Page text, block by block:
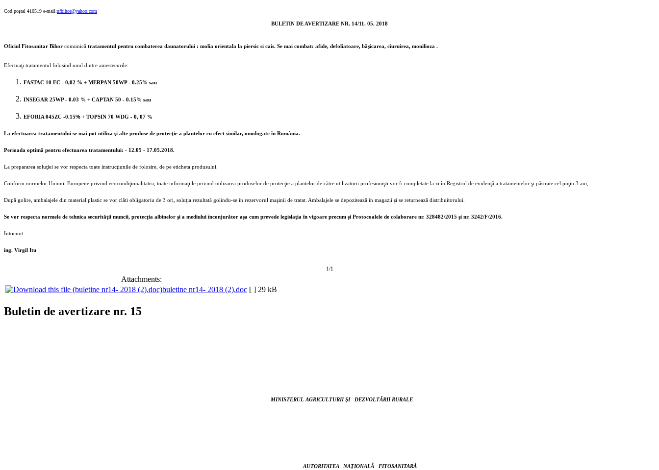
Cod poştal 410519 e-mail:ufbihor@yahoo.com
BULETIN DE AVERTIZARE NR. 14/11. 05. 2018
Oficiul Fitosanitar Bihor comunică tratamentul pentru combaterea daunatorului : molia orientala la piersic si cais. Se mai combat: afide, defoliatoare, băşicarea, ciuruirea, monilioza .
Efectuaţi tratamentul folosind unul dintre amestecurile:
FASTAC 10 EC - 0,02 % + MERPAN 50WP - 0.25% sau
INSEGAR 25WP - 0.03 % + CAPTAN 50 - 0.15% sau
EFORIA 045ZC -0.15% + TOPSIN 70 WDG - 0, 07 %
La efectuarea tratamentului se mai pot utiliza şi alte produse de protecţie a plantelor cu efect similar, omologate în România.
Perioada optimă pentru efectuarea tratamentului: - 12.05 - 17.05.2018.
La prepararea soluţiei se vor respecta toate instrucţiunile de folosire, de pe eticheta produsului.
Conform normelor Uniunii Europene privind ecocondiţionalitatea, toate informaţiile privind utilizarea produselor de protecţie a plantelor de către utilizatorii profesionişti vor fi completate la zi în Registrul de evidenţă a tratamentelor şi păstrate cel puţin 3 ani,
După golire, ambalajele din material plastic se vor clăti obligatoriu de 3 ori, soluţia rezultată golindu-se în rezervorul maşinii de tratat. Ambalajele se depozitează în magazii şi se returnează distribuitorului.
Se vor respecta normele de tehnica securităţii muncii, protecţia albinelor şi a mediului înconjurător aşa cum prevede legislaţia în vigoare precum şi Protocoalele de colaborare nr. 328482/2015 şi nr. 3242/F/2016.
Intocmit
ing. Virgil Itu
1/1
Attachments:
buletine nr14- 2018 (2).doc [ ] 29 kB
Buletin de avertizare nr. 15
MINISTERUL AGRICULTURIIŞI DEZVOLTĂRII RURALE
AUTORITATEA NAŢIONALĂ FITOSANITARĂ